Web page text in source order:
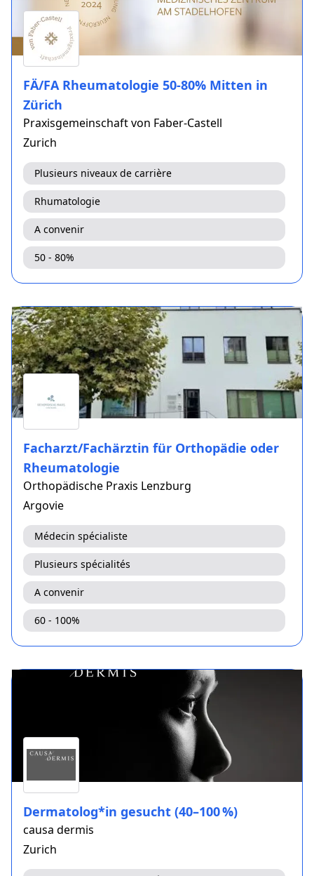
FÄ/FA Rheumatologie 50-80% Mitten in
Zürich
Praxisgemeinschaft von Faber-Castell
Zurich
Plusieurs niveaux de carrière
Rhumatologie
A convenir
50 - 80%
Facharzt/Fachärztin für Orthopädie oder
Rheumatologie
Orthopädische Praxis Lenzburg
Argovie
Médecin spécialiste
Plusieurs spécialités
A convenir
60 - 100%
Dermatolog*in gesucht (40–100 %)
causa dermis
Zurich